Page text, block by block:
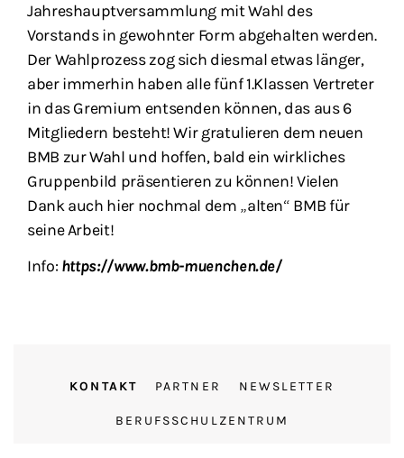
Jahreshauptversammlung mit Wahl des
Vorstands in gewohnter Form abgehalten werden.
Der Wahlprozess zog sich diesmal etwas länger,
aber immerhin haben alle fünf 1.Klassen Vertreter
in das Gremium entsenden können, das aus 6
Mitgliedern besteht! Wir gratulieren dem neuen
BMB zur Wahl und hoffen, bald ein wirkliches
Gruppenbild präsentieren zu können! Vielen
Dank auch hier nochmal dem „alten“ BMB für
seine Arbeit!
Info: https://www.bmb-muenchen.de/
KONTAKT PARTNER NEWSLETTER
BERUFSSCHULZENTRUM